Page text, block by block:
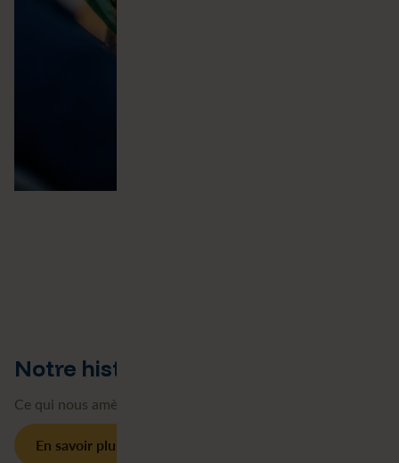
Notre histoire
Ce qui nous amène là où nous sommes aujourd'hui.
En savoir plus